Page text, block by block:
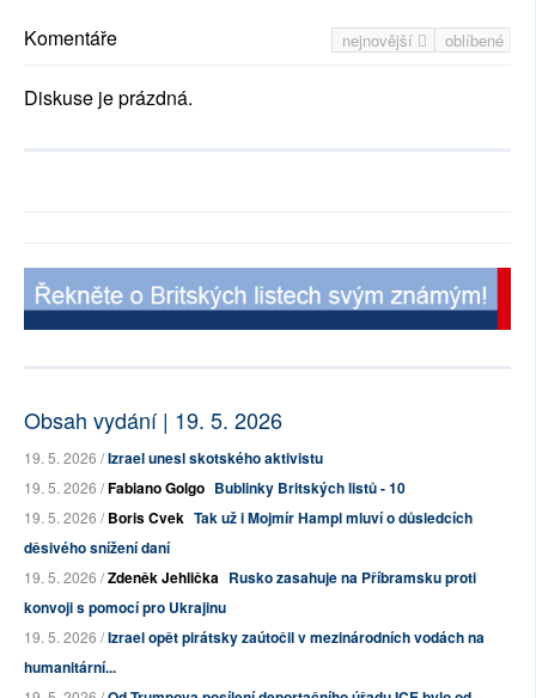
nejnovější oblíbené
Komentáře
Diskuse je prázdná.
Obsah vydání | 19. 5. 2026
19. 5. 2026 /Izrael unesl skotského aktivistu
19. 5. 2026 /Fabiano Golgo Bublinky Britských listů - 10
19. 5. 2026 /Boris Cvek Tak už i Mojmír Hampl mluví o důsledcích
děsivého snížení daní
19. 5. 2026 /Zdeněk Jehlička Rusko zasahuje na Příbramsku proti
konvoji s pomocí pro Ukrajinu
19. 5. 2026 /Izrael opět pirátsky zaútočil v mezinárodních vodách na
humanitární...